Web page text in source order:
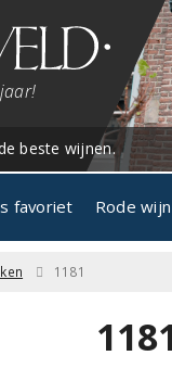
beste wijnen.
favoriet Rode wijn
1181